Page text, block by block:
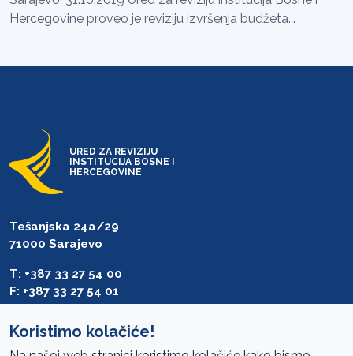
Hercegovine proveo je reviziju izvršenja budžeta...
URED ZA REVIZIJU
INSTITUCIJA BOSNE I
HERCEGOVINE
Tešanjska 24a/29
71000 Sarajevo
T: +387 33 27 54 00
F: +387 33 27 54 01
Koristimo kolačiće!